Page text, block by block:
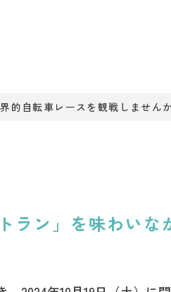
的自転車レースを観戦しません
ラン」を味わいな